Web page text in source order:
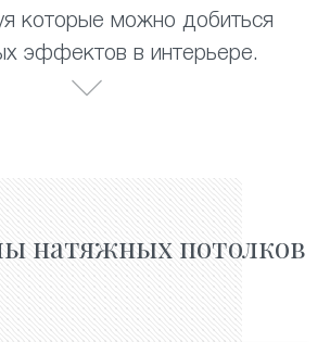
которые можно добиться
эффектов в интерьере.
натяжных потолков